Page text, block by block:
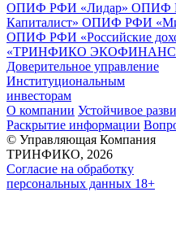
ОПИФ РФИ «Лидар» ОПИФ
Капиталист» ОПИФ РФИ
ОПИФ РФИ «Российские
«ТРИНФИКО
Доверительное управление
Институциональным
инвесторам
О компании Устойчивое
Раскрытие информации
© Управляющая Компания
ТРИНФИКО, 2026
Согласие на обработку
персональных данных 18+